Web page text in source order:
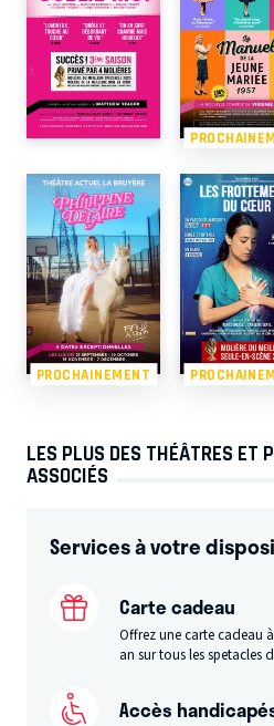
PROCHAINEMENT
LES PLUS DES THÉÂTRES ET
ASSOCIÉS
Services à votre
Carte cadeau
Offrez une carte cadeau
an sur tous les spetacles
Accès